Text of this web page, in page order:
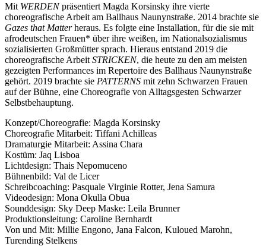
Mit WERDENpräsentiert Magda Korsinsky ihre vierte
choreografische Arbeit am Ballhaus Naunynstraße. 2014 brachte sie
Gazes that Matterheraus. Es folgte eine Installation, für die sie mit
afrodeutschen Frauen* über ihre weißen, im Nationalsozialismus
sozialisierten Großmütter sprach. Hieraus entstand 2019 die
choreografische Arbeit STRICKEN, die heute zu den am meisten
gezeigten Performances im Repertoire des Ballhaus Naunynstraße
gehört. 2019 brachte sie PATTERNS mit zehn Schwarzen Frauen
auf der Bühne, eine Choreografie von Alltagsgesten Schwarzer
Selbstbehauptung.
Konzept/Choreografie: Magda Korsinsky
Choreografie Mitarbeit: Tiffani Achilleas
Dramaturgie Mitarbeit: Assina Chara
Kostüm: Jaq Lisboa
Lichtdesign: Thais Nepomuceno
Bühnenbild: Val de Licer
Schreibcoaching: Pasquale Virginie Rotter, Jena Samura
Videodesign: Mona Okulla Obua
Sounddesign: Sky Deep Maske: Leila Brunner
Produktionsleitung: Caroline Bernhardt
Von und Mit: Millie Engono, Jana Falcon, Kuloued Marohn,
Turending Stelkens